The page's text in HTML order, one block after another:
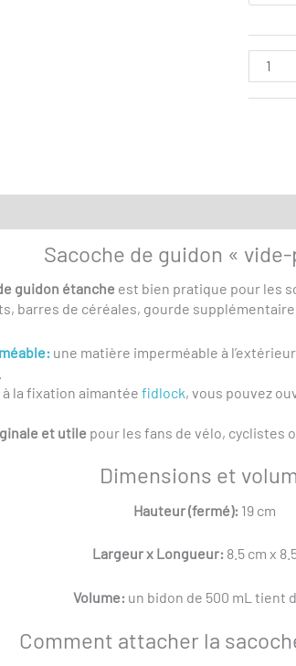
quantité
de
Sacoche de guidon «
guidon étanche est bien pratique pour les
barres de céréales, gourde
: une matière imperméable à
à la fixation aimantée fidlock, vous pouvez
et utile pour les fans de vélo, cyclistes
Dimensions et
Hauteur (fermé): 19 cm
Largeur x Longueur: 8.5 cm x
Volume: un bidon de 500 mL tient
Comment attacher la